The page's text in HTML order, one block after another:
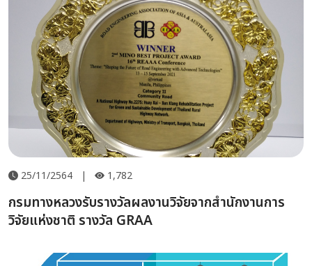
25/11/2564 | 1,782
กรมทางหลวงรับรางวัลผลงานวิจัยจากสำนักงานการ
วิจัยแห่งชาติ รางวัล GRAA